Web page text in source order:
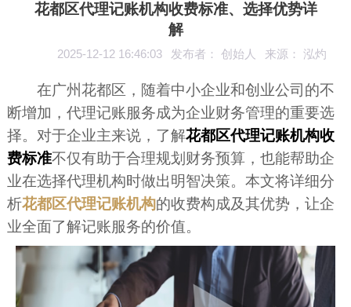
花都区代理记账机构收费标准、选择优势详
解
2025-12-12 16:46:03 发布者： 创始人 来源： 泓灼
在广州花都区，随着中小企业和创业公司的不
断增加，代理记账服务成为企业财务管理的重要选
择。对于企业主来说，了解花都区代理记账机构收
费标准不仅有助于合理规划财务预算，也能帮助企
业在选择代理机构时做出明智决策。本文将详细分
析花都区代理记账机构的收费构成及其优势，让企
业全面了解记账服务的价值。